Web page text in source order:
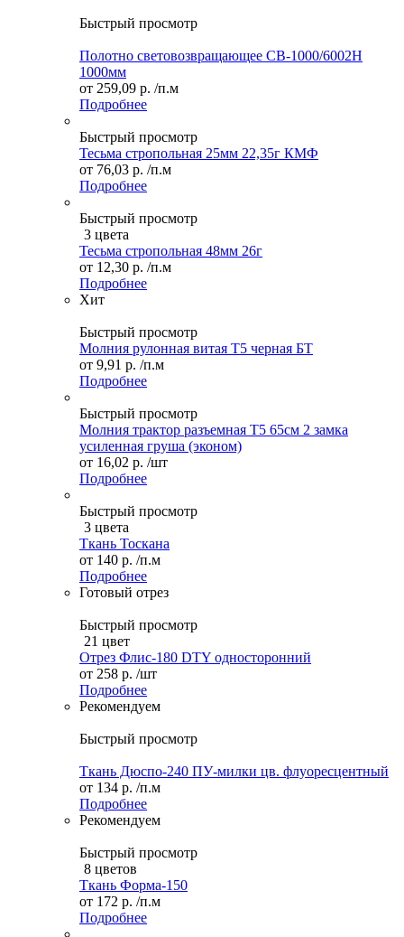
Быстрый просмотр
Полотно световозвращающее СВ-1000/6002H
1000мм
от 259,09 р. /п.м
Подробнее
Быстрый просмотр
Тесьма стропольная 25мм 22,35г КМФ
от 76,03 р. /п.м
Подробнее
Быстрый просмотр
3 цвета
Тесьма стропольная 48мм 26г
от 12,30 р. /п.м
Подробнее
Хит
Быстрый просмотр
Молния рулонная витая Т5 черная БТ
от 9,91 р. /п.м
Подробнее
Быстрый просмотр
Молния трактор разъемная Т5 65см 2 замка
усиленная груша (эконом)
от 16,02 р. /шт
Подробнее
Быстрый просмотр
3 цвета
Ткань Тоскана
от 140 р. /п.м
Подробнее
Готовый отрез
Быстрый просмотр
21 цвет
Отрез Флис-180 DTY односторонний
от 258 р. /шт
Подробнее
Рекомендуем
Быстрый просмотр
Ткань Дюспо-240 ПУ-милки цв. флуоресцентный
от 134 р. /п.м
Подробнее
Рекомендуем
Быстрый просмотр
8 цветов
Ткань Форма-150
от 172 р. /п.м
Подробнее